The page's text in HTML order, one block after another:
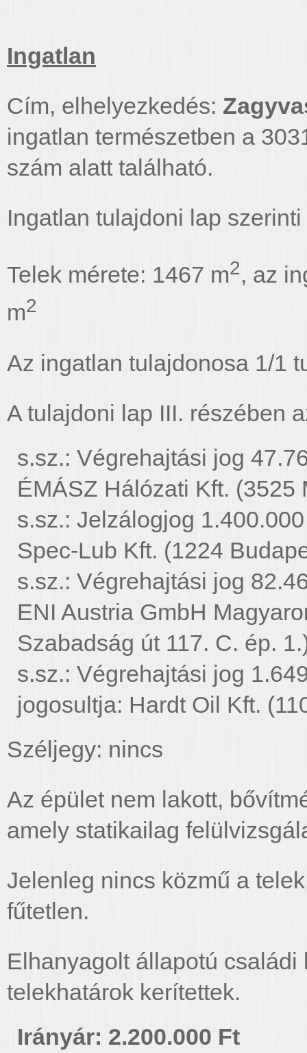
Ingatlan
Cím, elhelyezkedés:
ingatlan természetben a
szám alatt található.
Ingatlan tulajdoni lap
Telek mérete: 1467 m2, az
m2
Az ingatlan tulajdonosa 1/1
A tulajdoni lap III. részében
s.sz.: Végrehajtási jog
ÉMÁSZ Hálózati Kft. (3525
s.sz.: Jelzálogjog
Spec-Lub Kft. (1224
s.sz.: Végrehajtási jog
ENI Austria GmbH
Szabadság út 117. C. ép.
s.sz.: Végrehajtási jog
jogosultja: Hardt Oil Kft.
Széljegy: nincs
Az épület nem lakott,
amely statikailag
Jelenleg nincs közmű a
fűtetlen.
Elhanyagolt állapotú
telekhatárok kerítettek.
Irányár: 2.200.000 Ft